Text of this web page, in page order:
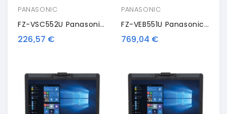
PANASONIC
FZ-VSC552U Panasonic Smart Card Reader
226,57 €
PANASONIC
FZ-VEB551U Panasonic Office Dock
769,04 €